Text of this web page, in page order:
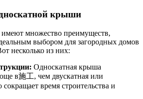
крыши
множество преимуществ,
выбором для загородных домов
несколько из них:
Односкатная крыша
в施工, чем двускатная или
сокращает время строительства и